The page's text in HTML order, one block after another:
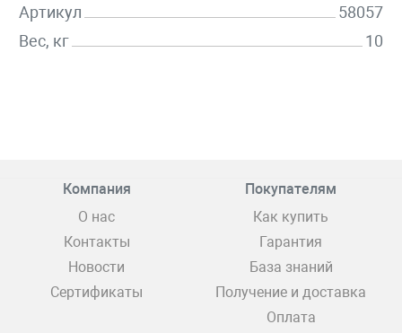
Артикул
58057
Вес, кг
10
Компания
О нас
Контакты
Новости
Сертификаты
Покупателям
Как купить
Гарантия
База знаний
Получение и доставка
Оплата